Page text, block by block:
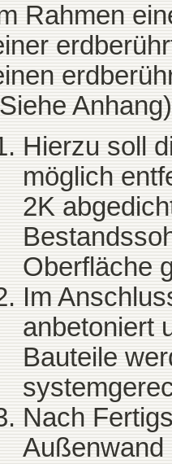
Rahmen
Hierzu soll
möglich
2K
Oberfläche
Im
anbetoniert
Bauteile
Nach
Außenwand